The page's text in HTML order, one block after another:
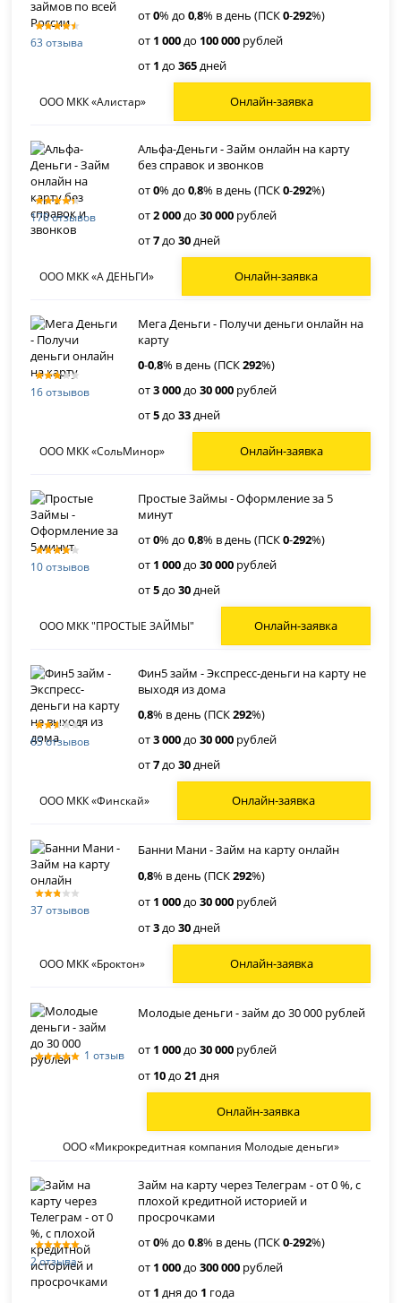
63 отзыва
от0% до0,8% в день (ПСК0-292%)
от 1 000до 100 000 рублей
от 1 до365дней
ООО МКК «Алистар» Онлайн-заявка
170 отзывов
Альфа-Деньги - Займ онлайн на карту
без справок и звонков
от0% до0,8% в день (ПСК0-292%)
от2 000до30 000 рублей
от7до30дней
ООО МКК «А ДЕНЬГИ» Онлайн-заявка
16 отзывов
Мега Деньги - Получи деньги онлайн на
карту
0-0,8% в день (ПСК292%)
от3 000до30 000 рублей
от5до33дней
ООО МКК «СольМинор» Онлайн-заявка
10 отзывов
Простые Займы - Оформление за 5
минут
от0% до0,8% в день (ПСК0-292%)
от 1 000до30 000 рублей
от5до30дней
ООО МКК "ПРОСТЫЕ ЗАЙМЫ" Онлайн-заявка
65 отзывов
Фин5 займ - Экспресс-деньги на карту не
выходя из дома
0,8% в день (ПСК292%)
от3 000до30 000 рублей
от7до30дней
ООО МКК «Финскай» Онлайн-заявка
37 отзывов
Банни Мани - Займ на карту онлайн
0,8% в день (ПСК292%)
от 1 000до30 000 рублей
от3до30дней
ООО МКК «Броктон» Онлайн-заявка
1 отзыв
Молодые деньги - займ до 30 000 рублей
от 1 000до30 000 рублей
от 10до21 дня
ООО «Микрокредитная компания Молодые деньги»
Онлайн-заявка
2 отзыва
Займ на карту через Телеграм - от 0 %, с
плохой кредитной историей и
просрочками
от0% до0.8% в день (ПСК0-292%)
от 1 000до300 000 рублей
от 1 дня до 1 года